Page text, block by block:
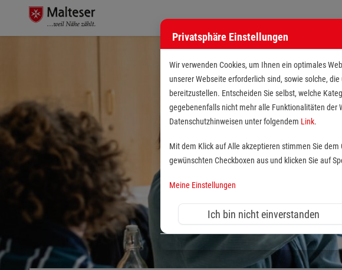
Privatsphäre Einstellungen
Wir verwenden Cookies, um Ihnen ein optimales
unserer Webseite erforderlich sind, sowie solche,
bereitzustellen. Entscheiden Sie selbst, welche
gegebenenfalls nicht mehr alle Funktionalitäten der
Datenschutzhinweisen unter folgendem Link.
Mit dem Klick auf Alle akzeptieren stimmen Sie
gewünschten Checkboxen aus und klicken Sie auf
Meine Einstellungen
Ich bin nicht einverstanden